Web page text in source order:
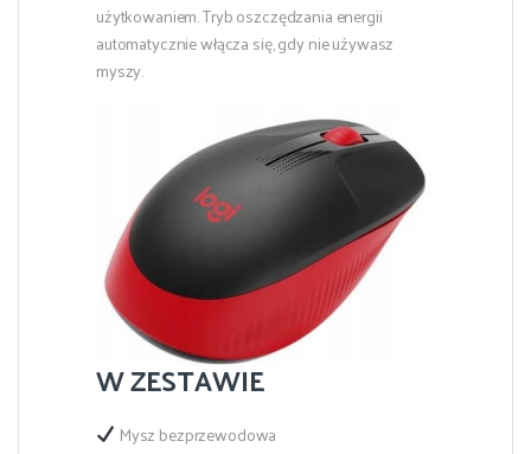
użytkowaniem. Tryb oszczędzania energii
automatycznie włącza się, gdy nie używasz
myszy.
W ZESTAWIE
Mysz bezprzewodowa